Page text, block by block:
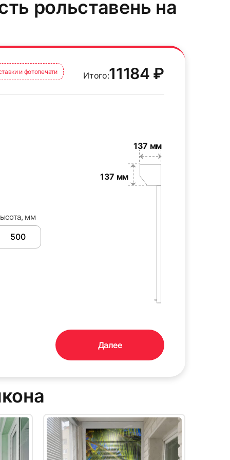
9
рольставень на
и фотопечати Итого:11184 ₽
мм
137 мм
137 мм
0 ₽
Индивидуально
Далее